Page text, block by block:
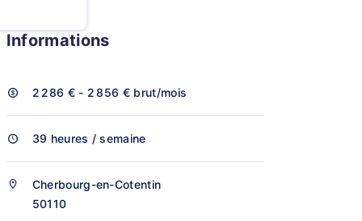
Informations
2 286 € - 2 856 € brut/mois
39 heures / semaine
Cherbourg-en-Cotentin
50110